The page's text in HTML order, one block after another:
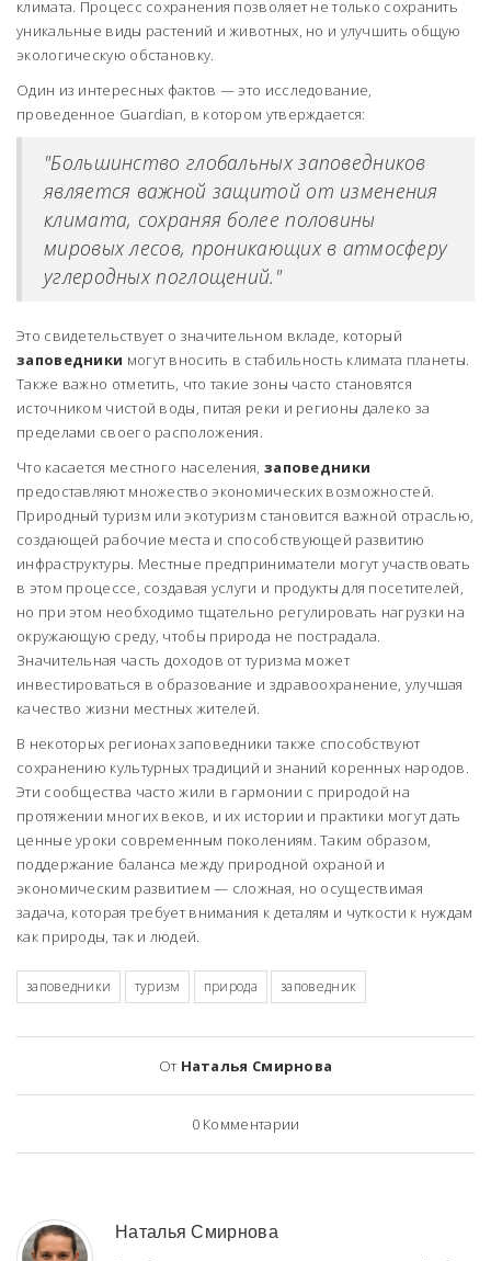
климата. Процесс сохранения позволяет не только сохранить
уникальные виды растений и животных, но и улучшить общую
экологическую обстановку.
Один из интересных фактов — это исследование,
проведенное Guardian, в котором утверждается:
"Большинство глобальных заповедников
является важной защитой от изменения
климата, сохраняя более половины
мировых лесов, проникающих в атмосферу
углеродных поглощений."
Это свидетельствует о значительном вкладе, который
заповедники могут вносить в стабильность климата планеты.
Также важно отметить, что такие зоны часто становятся
источником чистой воды, питая реки и регионы далеко за
пределами своего расположения.
Что касается местного населения, заповедники
предоставляют множество экономических возможностей.
Природный туризм или экотуризм становится важной отраслью,
создающей рабочие места и способствующей развитию
инфраструктуры. Местные предприниматели могут участвовать
в этом процессе, создавая услуги и продукты для посетителей,
но при этом необходимо тщательно регулировать нагрузки на
окружающую среду, чтобы природа не пострадала.
Значительная часть доходов от туризма может
инвестироваться в образование и здравоохранение, улучшая
качество жизни местных жителей.
В некоторых регионах заповедники также способствуют
сохранению культурных традиций и знаний коренных народов.
Эти сообщества часто жили в гармонии с природой на
протяжении многих веков, и их истории и практики могут дать
ценные уроки современным поколениям. Таким образом,
поддержание баланса между природной охраной и
экономическим развитием — сложная, но осуществимая
задача, которая требует внимания к деталям и чуткости к нуждам
как природы, так и людей.
заповедники туризм природа заповедник
От Наталья Смирнова
0Комментарии
Наталья Смирнова